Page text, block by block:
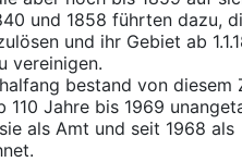
und 1858 führten dazu,
und ihr Gebiet ab
vereinigen.
bestand von diesem
110 Jahre bis 1969
als Amt und seit 1968 als